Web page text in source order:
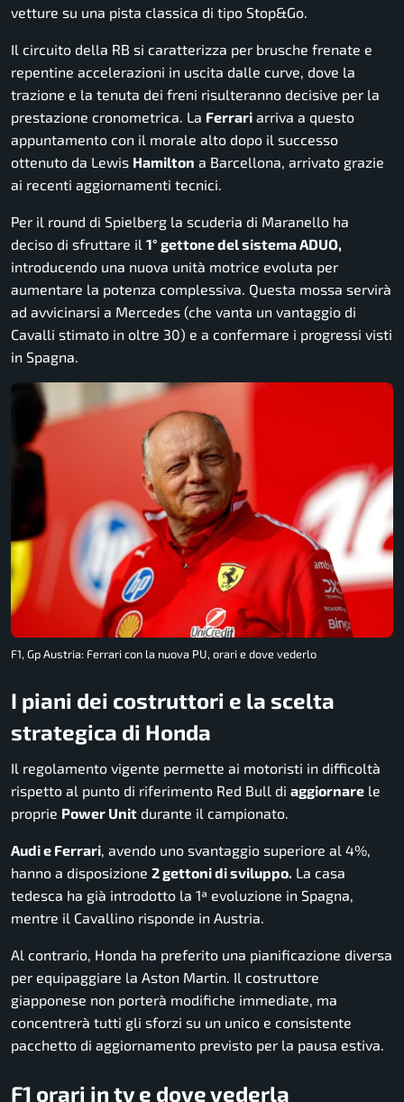
vetture su una pista classica di tipo Stop&Go.
Il circuito della RB si caratterizza per brusche frenate e
repentine accelerazioni in uscita dalle curve, dove la
trazione e la tenuta dei freni risulteranno decisive per la
prestazione cronometrica. La Ferrari arriva a questo
appuntamento con il morale alto dopo il successo
ottenuto da Lewis Hamilton a Barcellona, arrivato grazie
ai recenti aggiornamenti tecnici.
Per il round di Spielberg la scuderia di Maranello ha
deciso di sfruttare il 1° gettone del sistema ADUO,
introducendo una nuova unità motrice evoluta per
aumentare la potenza complessiva. Questa mossa servirà
ad avvicinarsi a Mercedes (che vanta un vantaggio di
Cavalli stimato in oltre 30) e a confermare i progressi visti
in Spagna.
F1, Gp Austria: Ferrari con la nuova PU, orari e dove vederlo
I piani dei costruttori e la scelta
strategica di Honda
Il regolamento vigente permette ai motoristi in difficoltà
rispetto al punto di riferimento Red Bull di aggiornare le
proprie Power Unit durante il campionato.
Audi e Ferrari, avendo uno svantaggio superiore al 4%,
hanno a disposizione 2 gettoni di sviluppo. La casa
tedesca ha già introdotto la 1ª evoluzione in Spagna,
mentre il Cavallino risponde in Austria.
Al contrario, Honda ha preferito una pianificazione diversa
per equipaggiare la Aston Martin. Il costruttore
giapponese non porterà modifiche immediate, ma
concentrerà tutti gli sforzi su un unico e consistente
pacchetto di aggiornamento previsto per la pausa estiva.
F1 orari in tv e dove vederla